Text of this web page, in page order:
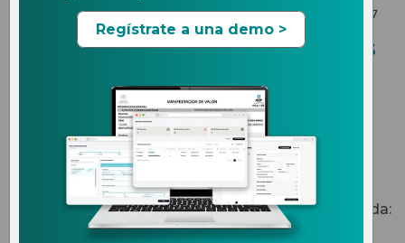
NOVEDADES DE COMERCIO EXTERIOR 28.02.2017
Prórroga para Exportaciones
Recientemente, el SAT publicó la Prórroga para
declarar el Complemento en las exportaciones
definitivas Clave "A1" durante el ejercicio 2017. A
continuación presentamos la información difundida:
Regístrate a una demo >